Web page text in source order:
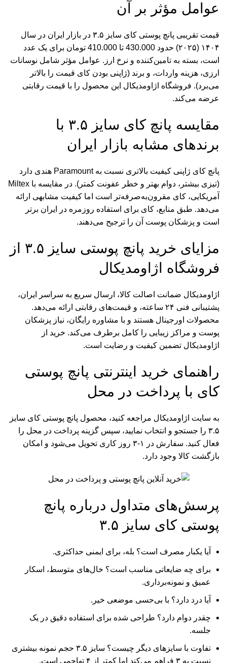
عوامل مؤثر بر آن
قیمت تقریبی پانچ پوستی کای سایز ۳.۵ در بازار ایران در سال
۱۴۰۴ (۲۰۲۵) حدود 430.000 تا 410.000 تومان برای یک عدد
است، بسته به تامین‌کننده و نرخ ارز. عوامل مؤثر شامل نوسانات
ارزی، هزینه واردات، و برند (ژاپنی بودن کای قیمت را بالاتر
می‌برد). فروشگاه اژاومدیکال این محصول را با قیمت رقابتی
عرضه می‌کند.
مقایسه پانچ کای سایز ۳.۵ با
برندهای مشابه بازار ایران
پانچ کای ژاپنی کیفیت بالاتری نسبت به Paramount هندی دارد
(تیزی بیشتر، دوام بهتر و خطر عفونت کمتر). در مقایسه با Miltex
آمریکایی، کای مقرون‌به‌صرفه‌تر است اما کیفیت مشابهی ارائه
می‌دهد. طبق منابع، کای برای استفاده روزمره در ایران برتر
است و پزشکان پوست آن را ترجیح می‌دهند.
مزایای خرید پانچ پوستی سایز ۳.۵ از
فروشگاه اژاومدیکال
اژاومدیکال ضمانت اصالت کالا، ارسال سریع به سراسر ایران،
پشتیبانی فنی ۲۴ ساعته، و قیمت‌های رقابتی ارائه می‌دهد.
محصولات اورجینال هستند و با مشاوره رایگان، نیاز پزشکان
پوست و مراکز زیبایی را کامل برطرف می‌کند. خرید از
اژاومدیکال تضمین کیفیت و رضایت است.
راهنمای خرید اینترنتی پانچ پوستی
کای با پرداخت در محل
به سایت اژاومدیکال مراجعه کنید، محصول پانچ پوستی کای سایز
۳.۵ را جستجو و انتخاب نمایید، سپس گزینه پرداخت در محل را
فعال کنید. سفارش در ۱-۳ روز کاری تحویل می‌شود و امکان
بازگشت کالا وجود دارد.
پرسش‌های متداول درباره پانچ
پوستی کای سایز ۳.۵
آیا یکبار مصرف است؟ بله، برای ایمنی حداکثری.
برای چه ضایعاتی مناسب است؟ خال‌های متوسط، اسکار
عمیق و نمونه‌برداری.
آیا درد دارد؟ با بی‌حسی موضعی خیر.
چقدر دوام دارد؟ طراحی شده برای استفاده دقیق در یک
جلسه.
تفاوت با سایزهای دیگر چیست؟ سایز ۳.۵ حجم نمونه بیشتری
نسبت به ۳ فراهم می‌کند اما کمتر از ۴ تهاجمی است.